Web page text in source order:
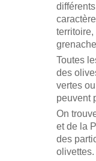
territoire,
Toutes
des
vertes
peuvent
On
et de la
des
olivettes.